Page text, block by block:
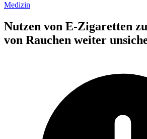
Medizin
Nutzen von E-Zigaretten
von Rauchen weiter